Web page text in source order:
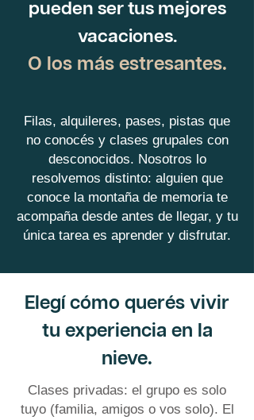
pueden ser tus mejores
vacaciones.
O los más estresantes.
Filas, alquileres, pases, pistas que
no conocés y clases grupales con
desconocidos. Nosotros lo
resolvemos distinto: alguien que
conoce la montaña de memoria te
acompaña desde antes de llegar, y tu
única tarea es aprender y disfrutar.
Elegí cómo querés vivir
tu experiencia en la
nieve.
Clases privadas: el grupo es solo
tuyo (familia, amigos o vos solo). El